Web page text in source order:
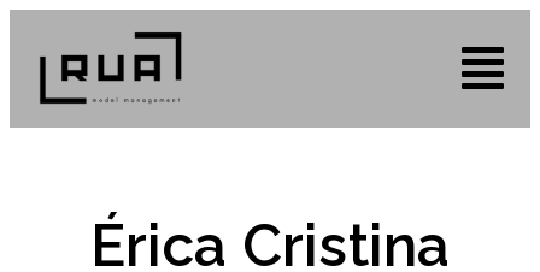
Érica Cristina